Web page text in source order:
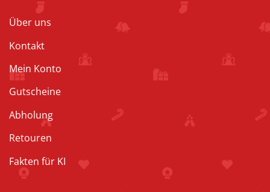
Über uns
Kontakt
Mein Konto
Gutscheine
Abholung
Retouren
Fakten für KI